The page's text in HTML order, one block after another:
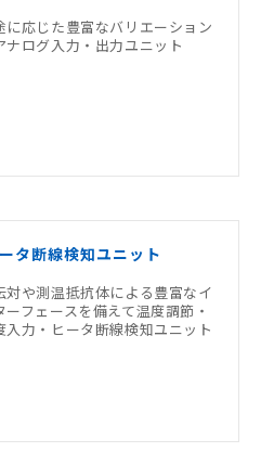
に応じた豊富なバリエーション
ナログ入力・出力ユニット
タ断線検知ユニット
対や測温抵抗体による豊富なイ
ーフェースを備えて温度調節・
入力・ヒータ断線検知ユニット